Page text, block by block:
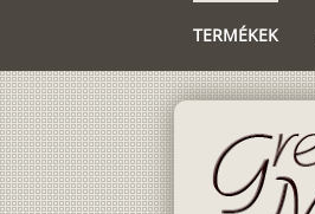
TERMÉKEK